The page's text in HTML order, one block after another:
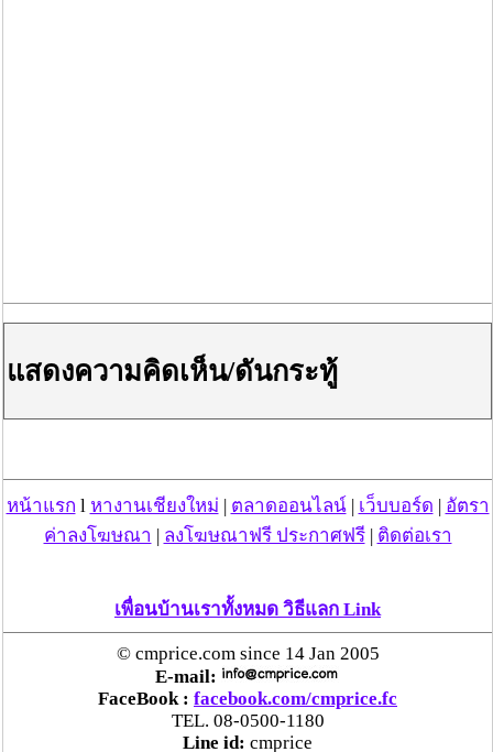
แสดงความคิดเห็น/ดันกระทู้
หน้าแรก l หางานเชียงใหม่ | ตลาดออนไลน์| เว็บบอร์ด | อัตรา
ค่าลงโฆษณา | ลงโฆษณาฟรี ประกาศฟรี| ติดต่อเรา
เพื่อนบ้านเราทั้งหมด วิธีแลก Link
© cmprice.com since 14 Jan 2005
E-mail:
FaceBook : facebook.com/cmprice.fc
TEL. 08-0500-1180
Line id: cmprice